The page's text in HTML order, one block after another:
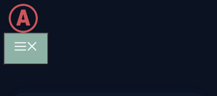
Skip
to
content